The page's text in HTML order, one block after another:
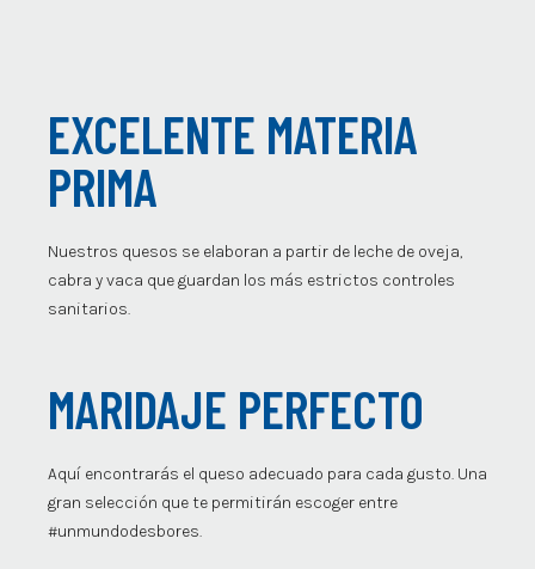
EXCELENTE MATERIA
PRIMA
Nuestros quesos se elaboran a partir de leche de oveja,
cabra y vaca que guardan los más estrictos controles
sanitarios.
MARIDAJE PERFECTO
Aquí encontrarás el queso adecuado para cada gusto. Una
gran selección que te permitirán escoger entre
#unmundodesbores.